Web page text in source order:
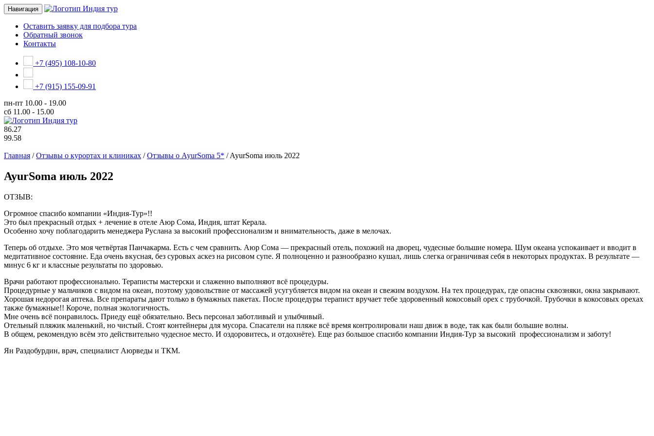
Навигация
Оставить заявку для подбора тура
Обратный звонок
Контакты
+7 (495) 108-10-80
+7 (915) 155-09-91
пн-пт 10.00 - 19.00
сб 11.00 - 15.00
86.27
99.58
Главная /Отзывы о курортах и клиниках /Отзывы о AyurSoma 5* /AyurSoma июль 2022
AyurSoma июль 2022
ОТЗЫВ:
Огромное спасибо компании «Индия-Тур»!!
Это был прекрасный отдых + лечение в отеле Аюр Сома, Индия, штат Керала.
Особенно хочу поблагодарить менеджера Руслана за высокий профессионализм и внимательность, даже в мелочах.
Теперь об отдыхе. Это моя четвёртая Панчакарма. Есть с чем сравнить. Аюр Сома — прекрасный отель, похожий на дворец, чудесные большие номера. Шум океана успокаивает и вводит в
медитативное состояние. Еда очень вкусная, без суровых аскез на рисовом супе. Я полноценно и разнообразно кушал, лишь слегка ограничивая себя в некоторых продуктах. В результате —
минус 6 кг и классные результаты по здоровью.
Врачи работают профессионально. Тераписты мастерски и слаженно выполняют всё процедуры.
Процедурные у мальчиков с видом на океан, поэтому удовольствие от массажей усугубляется видом на океан и свежим воздухом. На тех процедурах, где опасны сквозняки, окна закрывают.
Хорошая недорогая аптека. Все препараты дают только в бумажных пакетах. После процедуры терапист вручает тебе здоровенный кокосовый орех с трубочкой. Трубочки в кокосовых орехах
также бумажные!! Короче, полная экологичность.
Мне очень всё понравилось. Приеду ещё обязательно. Весь персонал заботливый и улыбчивый.
Отельный пляжик маленький, но чистый. Стоят контейнеры для мусора. Спасатели на пляже всё время контролировали наш движ в воде, так как были большие волны.
В общем, рекомендую всём это действительно чудесное место. И оздоровитесь, и отдохнёте). Еще раз большое спасибо компании Индия-Тур за высокий профессионализм и заботу!
Ян Раздобурдин, врач, специалист Аюрведы и ТКМ.